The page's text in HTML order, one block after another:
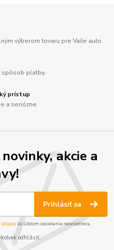
výberom tovaru pre Vaše auto.
spôsob platby.
prístup
a seriózne.
akcie a
Prihlásiť sa
údajov za účelom zasielania newslettera.
odhlásiť.